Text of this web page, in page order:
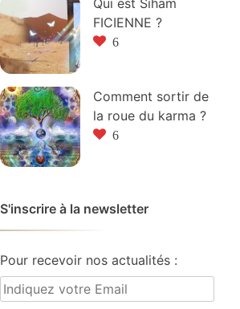
Qui est Siham
FICIENNE ?
6
Comment sortir de
la roue du karma ?
6
S'inscrire à la newsletter
Pour recevoir nos actualités :